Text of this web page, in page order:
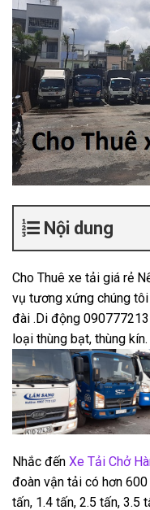
Nội dung
Cho Thuê xe tải giá rẻ
vụ tương xứng chúng
đài .Di động
loại thùng bạt, thùng kín.
Nhắc đến Xe Tải Chở
đoàn vận tải có hơn
tấn, 1.4 tấn, 2.5 tấn, 3.5